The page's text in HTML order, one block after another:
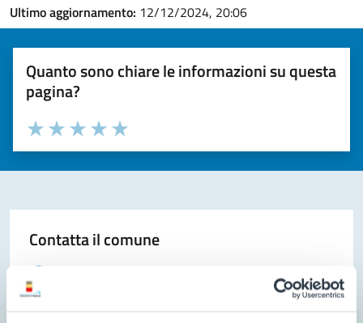
Ultimo aggiornamento: 12/12/2024, 20:06
Quanto sono chiare le informazioni su questa
pagina?
Valuta la chiarezza delle informazioni (da 1 a 5 stelle)
Seleziona il numero di stelle per valutare la chiarezza delle
Valuta 5 stelle su 5
Valuta 4 stelle su 5
Valuta 3 stelle su 5
Valuta 2 stelle su 5
Valuta 1 stelle su 5
Contatta il comune